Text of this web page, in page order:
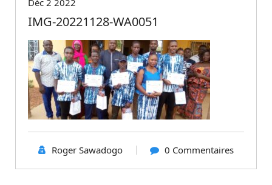
IMG-20221128-WA0051
Roger Sawadogo 0 Commentaires